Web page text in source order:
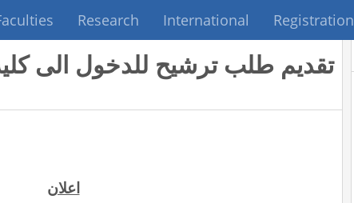
Research International Registration
تقديم طلب ترشيح للدخول الى
اعلان